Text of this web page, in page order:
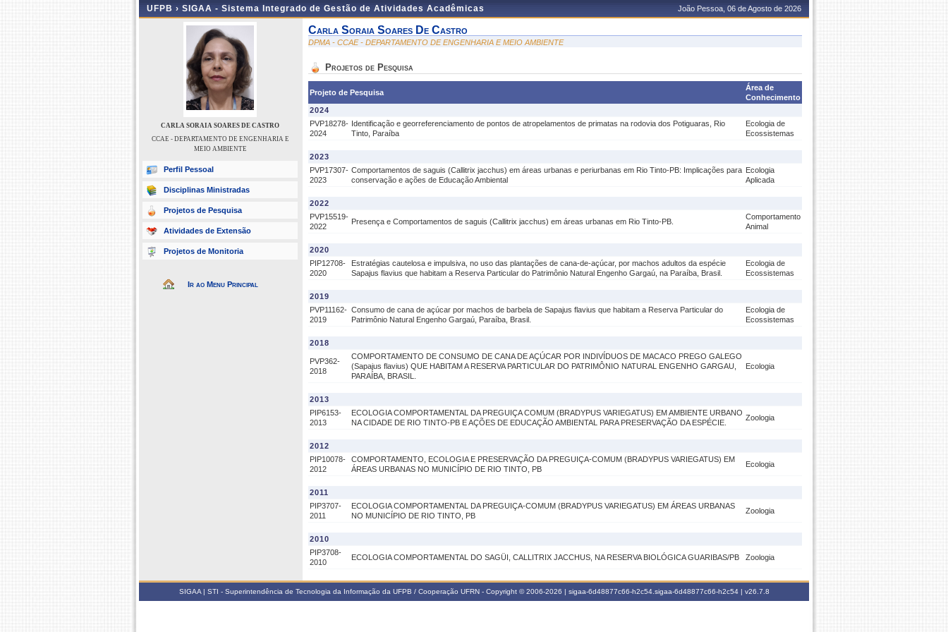
UFPB › SIGAA - Sistema Integrado de Gestão de Atividades Acadêmicas João Pessoa, 06 de Agosto de 2026
CARLA SORAIA SOARES DE CASTRO
CCAE - DEPARTAMENTO DE ENGENHARIA E
MEIO AMBIENTE
Perfil Pessoal
Disciplinas Ministradas
Projetos de Pesquisa
Atividades de Extensão
Projetos de Monitoria
Ir ao Menu Principal
Carla Soraia Soares De Castro
DPMA - CCAE - DEPARTAMENTO DE ENGENHARIA E MEIO AMBIENTE
Projetos de Pesquisa
Projeto de Pesquisa
Área de
Conhecimento
2024
PVP18278-
2024
Identificação e georreferenciamento de pontos de atropelamentos de primatas na rodovia dos Potiguaras, Rio
Tinto, Paraíba
Ecologia de
Ecossistemas
2023
PVP17307-
2023
Comportamentos de saguis (Callitrix jacchus) em áreas urbanas e periurbanas em Rio Tinto-PB: Implicações para
conservação e ações de Educação Ambiental
Ecologia
Aplicada
2022
PVP15519-
2022
Presença e Comportamentos de saguis (Callitrix jacchus) em áreas urbanas em Rio Tinto-PB.
Comportamento
Animal
2020
PIP12708-
2020
Estratégias cautelosa e impulsiva, no uso das plantações de cana-de-açúcar, por machos adultos da espécie
Sapajus flavius que habitam a Reserva Particular do Patrimônio Natural Engenho Gargaú, na Paraíba, Brasil.
Ecologia de
Ecossistemas
2019
PVP11162-
2019
Consumo de cana de açúcar por machos de barbela de Sapajus flavius que habitam a Reserva Particular do
Patrimônio Natural Engenho Gargaú, Paraíba, Brasil.
Ecologia de
Ecossistemas
2018
PVP362-
2018
COMPORTAMENTO DE CONSUMO DE CANA DE AÇÚCAR POR INDIVÍDUOS DE MACACO PREGO GALEGO
(Sapajus flavius) QUE HABITAM A RESERVA PARTICULAR DO PATRIMÔNIO NATURAL ENGENHO GARGAU,
PARAÍBA, BRASIL.
Ecologia
2013
PIP6153-
2013
ECOLOGIA COMPORTAMENTAL DA PREGUIÇA COMUM (BRADYPUS VARIEGATUS) EM AMBIENTE URBANO
NA CIDADE DE RIO TINTO-PB E AÇÕES DE EDUCAÇÃO AMBIENTAL PARA PRESERVAÇÃO DA ESPÉCIE.
Zoologia
2012
PIP10078-
2012
COMPORTAMENTO, ECOLOGIA E PRESERVAÇÃO DA PREGUIÇA-COMUM (BRADYPUS VARIEGATUS) EM
ÁREAS URBANAS NO MUNICÍPIO DE RIO TINTO, PB
Ecologia
2011
PIP3707-
2011
ECOLOGIA COMPORTAMENTAL DA PREGUIÇA-COMUM (BRADYPUS VARIEGATUS) EM ÁREAS URBANAS
NO MUNICÍPIO DE RIO TINTO, PB
Zoologia
2010
PIP3708-
2010
ECOLOGIA COMPORTAMENTAL DO SAGÜI, CALLITRIX JACCHUS, NA RESERVA BIOLÓGICA GUARIBAS/PB Zoologia
SIGAA | STI - Superintendência de Tecnologia da Informação da UFPB / Cooperação UFRN - Copyright © 2006-2026 | sigaa-6d48877c66-h2c54.sigaa-6d48877c66-h2c54 | v26.7.8